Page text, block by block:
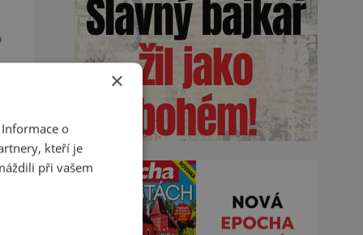
×
o
kteří je
při vašem